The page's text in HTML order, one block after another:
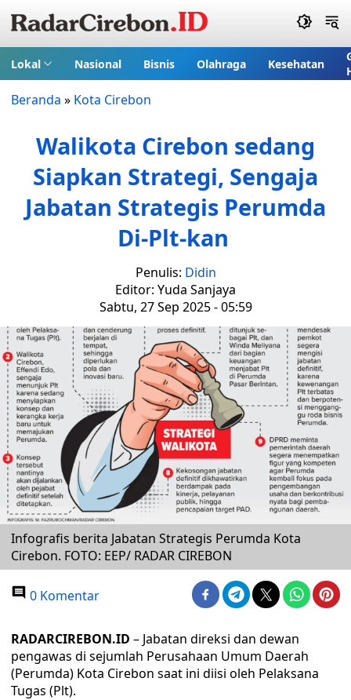
Lokal Nasional Bisnis Olahraga Kesehatan
Beranda » Kota Cirebon
Walikota Cirebon sedang
Siapkan Strategi, Sengaja
Jabatan Strategis Perumda
Di-Plt-kan
Penulis: Didin
Editor: Yuda Sanjaya
Sabtu, 27 Sep 2025 - 05:59
Infografis berita Jabatan Strategis Perumda Kota
Cirebon. FOTO: EEP/ RADAR CIREBON
0 Komentar
RADARCIREBON.ID – Jabatan direksi dan dewan
pengawas di sejumlah Perusahaan Umum Daerah
(Perumda) Kota Cirebon saat ini diisi oleh Pelaksana
Tugas (Plt).